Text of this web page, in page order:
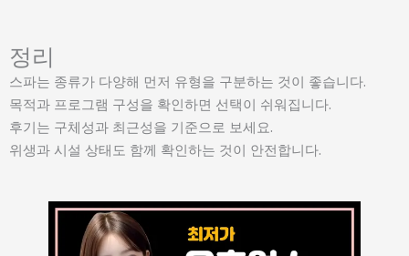
정리
스파는 종류가 다양해 먼저 유형을 구분하는 것이 좋습니다.
목적과 프로그램 구성을 확인하면 선택이 쉬워집니다.
후기는 구체성과 최근성을 기준으로 보세요.
위생과 시설 상태도 함께 확인하는 것이 안전합니다.